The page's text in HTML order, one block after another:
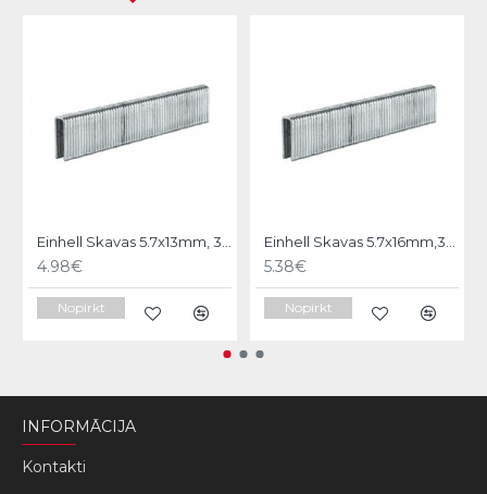
Einhell Skavas 5.7x13mm, 3000gb
4.98€
Nopirkt
Einhell Skavas 5.7x16mm,3000gb
5.38€
Nopirkt
INFORMĀCIJA
Kontakti